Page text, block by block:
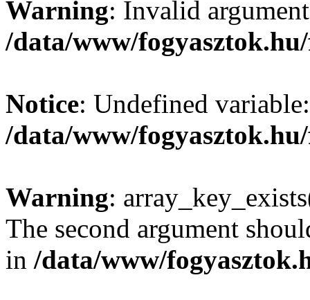
Warning: Invalid
/data/www/
Notice: Undefined
/data/www/
Warning:
The second argument
in /data/www/